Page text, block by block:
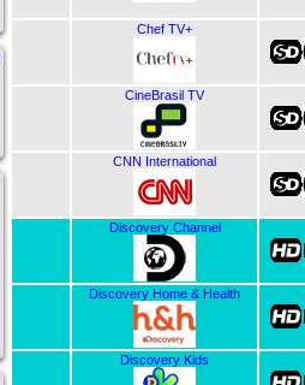
Chef TV+
CineBrasil TV
CNN International
Discovery Channel
Discovery Home & Health
Discovery Kids